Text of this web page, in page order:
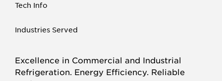
Tech Info
Industries Served
Excellence in Commercial and Industrial
Refrigeration. Energy Efficiency. Reliable